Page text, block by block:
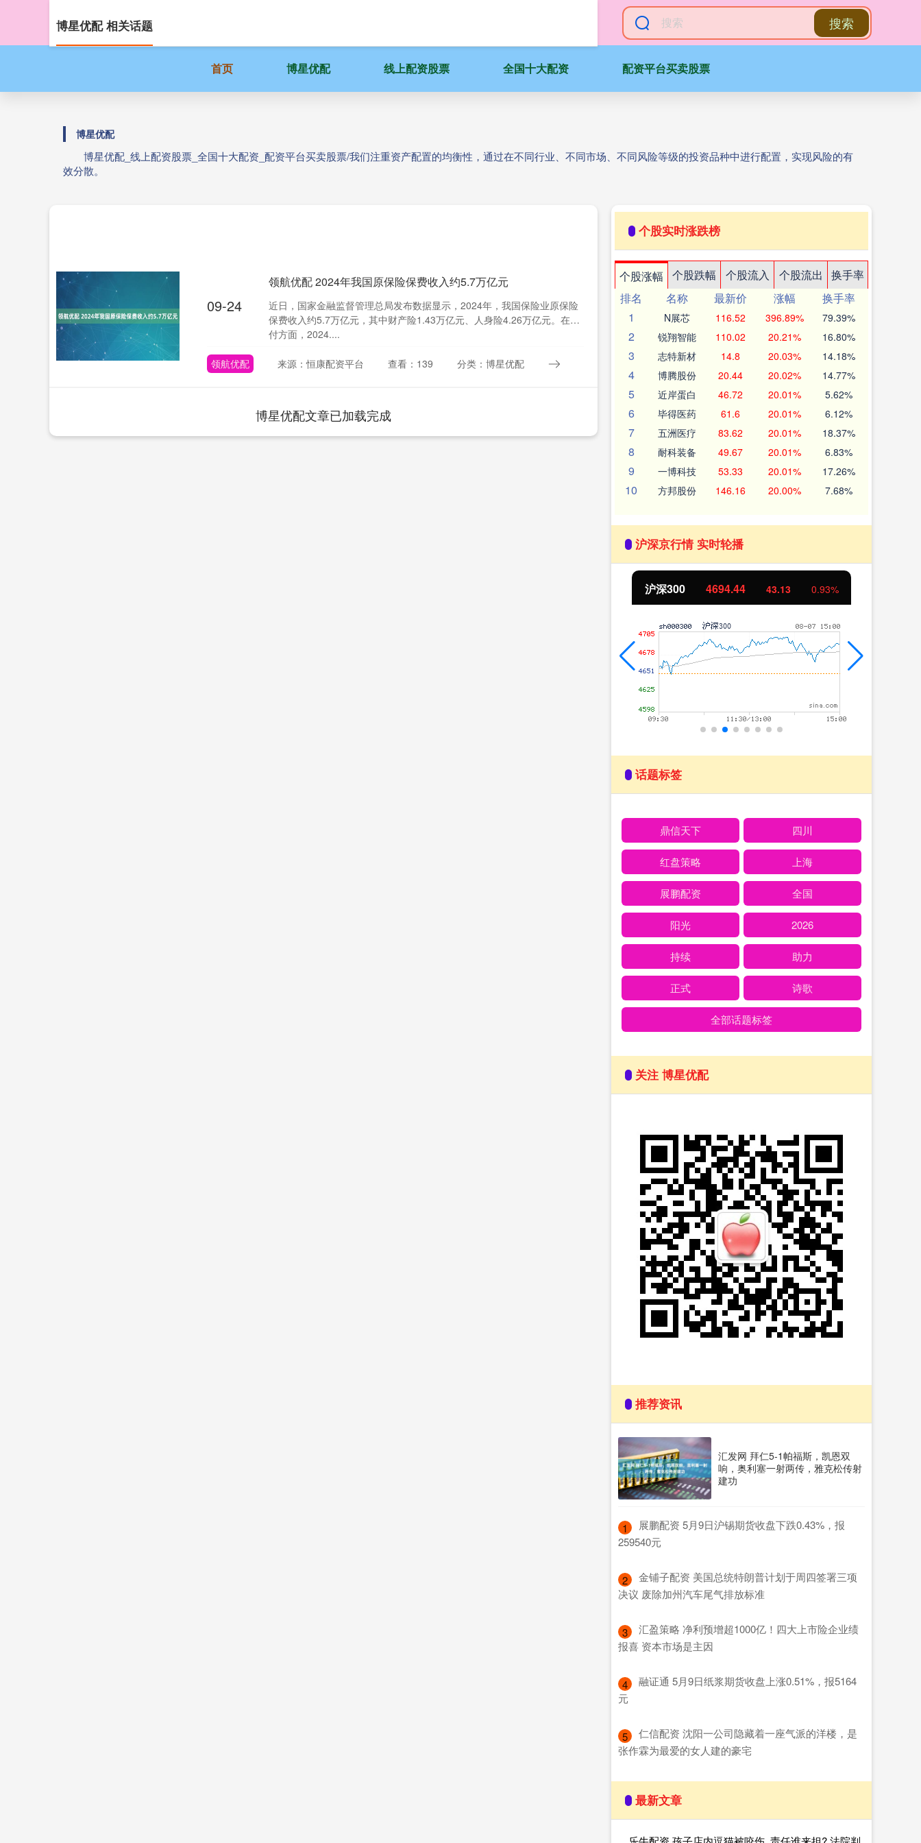
搜索
首页 博星优配 线上配资股票 全国十大配资 配资平台买卖股票
博星优配
博星优配_线上配资股票_全国十大配资_配资平台买卖股票/我们注重资产配置的均衡性，通过在不同行业、不同市场、不同风险等级的投资品种中进行配置，实现风险的有
效分散。
博星优配 相关话题
09-24
领航优配 2024年我国原保险保费收入约5.7万亿元
近日，国家金融监督管理总局发布数据显示，2024年，我国保险业原保险
保费收入约5.7万亿元，其中财产险1.43万亿元、人身险4.26万亿元。在赔
付方面，2024....
领航优配 来源：恒康配资平台 查看：139 分类：博星优配
博星优配文章已加载完成
个股实时涨跌榜
个股涨幅 个股跌幅 个股流入 个股流出
换手率
排名
名称 最新价 涨幅
换手率
1
N展芯 116.52 396.89% 79.39%
2 锐翔智能 110.02 20.21% 16.80%
3 志特新材 14.8 20.03% 14.18%
4 博腾股份 20.44 20.02% 14.77%
5 近岸蛋白 46.72 20.01% 5.62%
6 毕得医药 61.6 20.01% 6.12%
7 五洲医疗 83.62 20.01% 18.37%
8 耐科装备 49.67 20.01% 6.83%
9 一博科技 53.33 20.01% 17.26%
10 方邦股份 146.16 20.00% 7.68%
沪深京行情 实时轮播
北证50 1134.24 11.37 1.01%
话题标签
鼎信天下 四川
红盘策略 上海
展鹏配资 全国
阳光 2026
持续 助力
正式 诗歌
全部话题标签
关注 博星优配
推荐资讯
汇发网 拜仁5-1帕福斯，凯恩双
响，奥利塞一射两传，雅克松传射
建功
1
​展鹏配资 5月9日沪锡期货收盘下跌0.43%，报
259540元
2
​金铺子配资 美国总统特朗普计划于周四签署三项
决议 废除加州汽车尾气排放标准
3
​汇盈策略 净利预增超1000亿！四大上市险企业绩
报喜 资本市场是主因
4
​融证通 5月9日纸浆期货收盘上涨0.51%，报5164
元
5
​仁信配资 沈阳一公司隐藏着一座气派的洋楼，是
张作霖为最爱的女人建的豪宅
最新文章